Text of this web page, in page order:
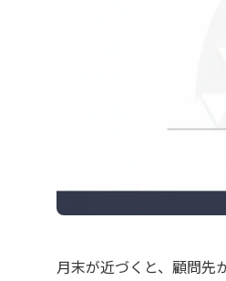
月末が近づくと、顧問先